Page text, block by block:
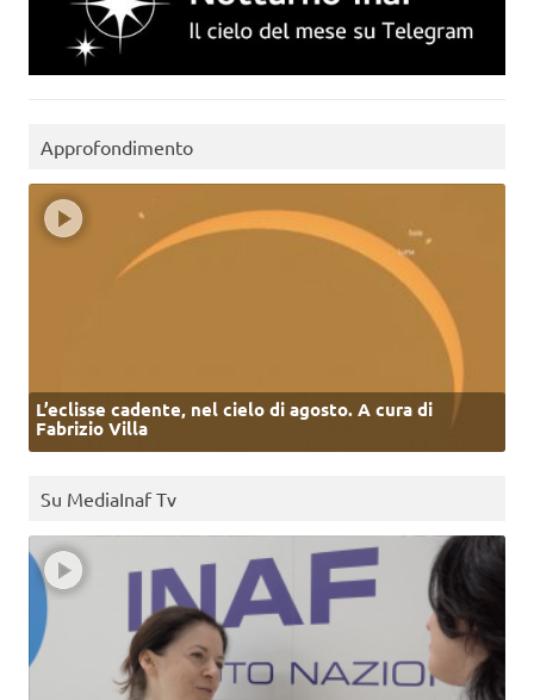
Approfondimento
L’eclisse cadente, nel cielo di agosto. A cura di
Fabrizio Villa
Su MediaInaf Tv